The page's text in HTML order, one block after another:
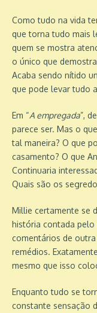
Como tudo na vida
que torna tudo mais
quem se mostra
o único que
Acaba sendo nítido
que pode levar tudo
Em “A empregada”,
parece ser. Mas o
tal maneira? O que
casamento? O que
Continuaria
Quais são os
Millie certamente se
história contada pelo
comentários de
remédios.
mesmo que isso
Enquanto tudo se
constante sensação